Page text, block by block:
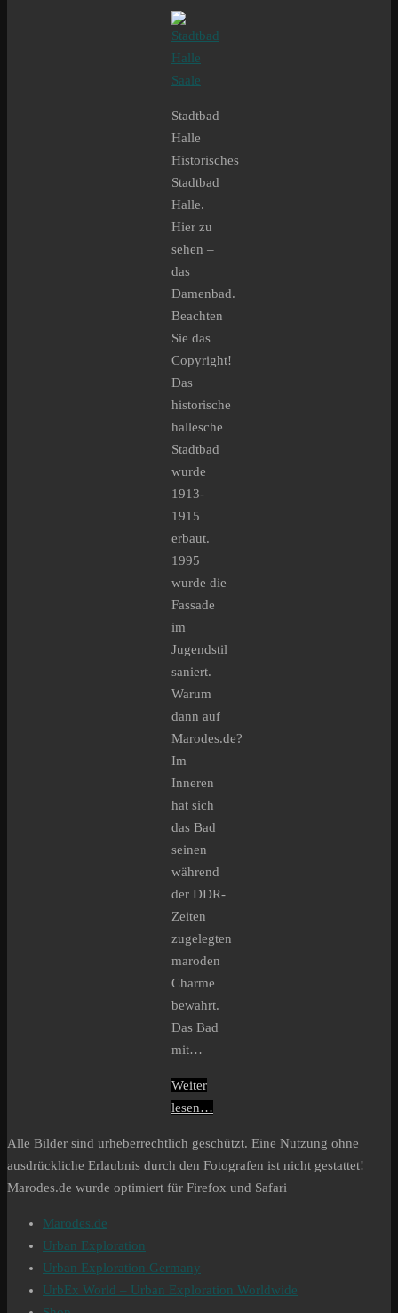
Stadtbad
Halle
Historisches
Stadtbad
Halle.
Hier zu
sehen –
das
Damenbad.
Beachten
Sie das
Copyright!
Das
historische
hallesche
Stadtbad
wurde
1913-
1915
erbaut.
1995
wurde die
Fassade
im
Jugendstil
saniert.
Warum
dann auf
Marodes.de?
Im
Inneren
hat sich
das Bad
seinen
während
der DDR-
Zeiten
zugelegten
maroden
Charme
bewahrt.
Das Bad
mit…
Weiter
lesen…
Alle Bilder sind urheberrechtlich geschützt. Eine Nutzung ohne
ausdrückliche Erlaubnis durch den Fotografen ist nicht gestattet!
Marodes.de wurde optimiert für Firefox und Safari
Marodes.de
Urban Exploration
Urban Exploration Germany
UrbEx World – Urban Exploration Worldwide